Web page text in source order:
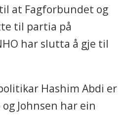
at Fagforbundet og
til partia på
har slutta å gje til
Hashim Abdi er
Johnsen har ein